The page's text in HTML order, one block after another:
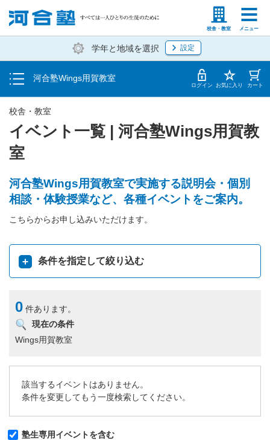
校舎・教室 メニュー
塾生の方 高等学校の先生
学年と地域を選択 設定
河合塾Wings用賀教室
トップ
地図・アクセス ログイン お気に入り カート
イベント一覧 | 河合塾Wings用賀教
室
校舎・教室
河合塾Wings用賀教室で実施する説明会・個別
相談・体験授業など、各種イベントをご案内。
こちらからお申し込みいただけます。
条件を指定して絞り込む
0 件あります。
現在の条件
Wings用賀教室
該当するイベントはありません。
条件を変更してもう一度検索してください。
塾生専用イベントを含む